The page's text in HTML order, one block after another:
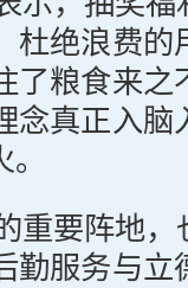
杜绝浪费的
了粮食来之
念真正入脑
重要阵地
勤服务与立